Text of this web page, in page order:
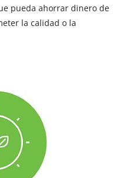
pueda ahorrar dinero de
la calidad o la